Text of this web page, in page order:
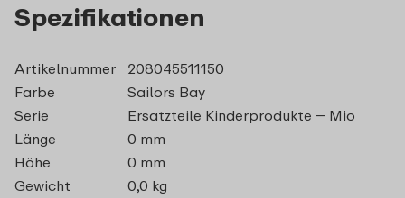
Spezifikationen
Artikelnummer
208045511150
Farbe
Sailors Bay
Serie
Ersatzteile Kinderprodukte – Mio
Länge
0 mm
Höhe
0 mm
Gewicht
0,0 kg